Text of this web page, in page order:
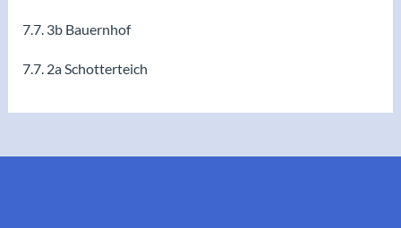
7.7. 3b Bauernhof
7.7. 2a Schotterteich